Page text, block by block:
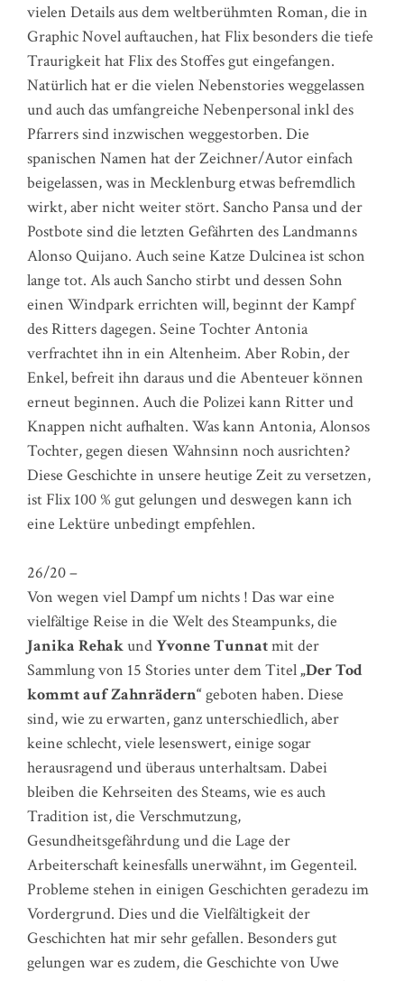
vielen Details aus dem weltberühmten Roman, die in
Graphic Novel auftauchen, hat Flix besonders die tiefe
Traurigkeit hat Flix des Stoffes gut eingefangen.
Natürlich hat er die vielen Nebenstories weggelassen
und auch das umfangreiche Nebenpersonal inkl des
Pfarrers sind inzwischen weggestorben. Die
spanischen Namen hat der Zeichner/Autor einfach
beigelassen, was in Mecklenburg etwas befremdlich
wirkt, aber nicht weiter stört. Sancho Pansa und der
Postbote sind die letzten Gefährten des Landmanns
Alonso Quijano. Auch seine Katze Dulcinea ist schon
lange tot. Als auch Sancho stirbt und dessen Sohn
einen Windpark errichten will, beginnt der Kampf
des Ritters dagegen. Seine Tochter Antonia
verfrachtet ihn in ein Altenheim. Aber Robin, der
Enkel, befreit ihn daraus und die Abenteuer können
erneut beginnen. Auch die Polizei kann Ritter und
Knappen nicht aufhalten. Was kann Antonia, Alonsos
Tochter, gegen diesen Wahnsinn noch ausrichten?
Diese Geschichte in unsere heutige Zeit zu versetzen,
ist Flix 100 % gut gelungen und deswegen kann ich
eine Lektüre unbedingt empfehlen.
26/20 –
Von wegen viel Dampf um nichts ! Das war eine
vielfältige Reise in die Welt des Steampunks, die
Janika RehakundYvonne Tunnatmit der
Sammlung von 15 Stories unter dem Titel„Der Tod
kommt auf Zahnrädern“ geboten haben. Diese
sind, wie zu erwarten, ganz unterschiedlich, aber
keine schlecht, viele lesenswert, einige sogar
herausragend und überaus unterhaltsam. Dabei
bleiben die Kehrseiten des Steams, wie es auch
Tradition ist, die Verschmutzung,
Gesundheitsgefährdung und die Lage der
Arbeiterschaft keinesfalls unerwähnt, im Gegenteil.
Probleme stehen in einigen Geschichten geradezu im
Vordergrund. Dies und die Vielfältigkeit der
Geschichten hat mir sehr gefallen. Besonders gut
gelungen war es zudem, die Geschichte von Uwe